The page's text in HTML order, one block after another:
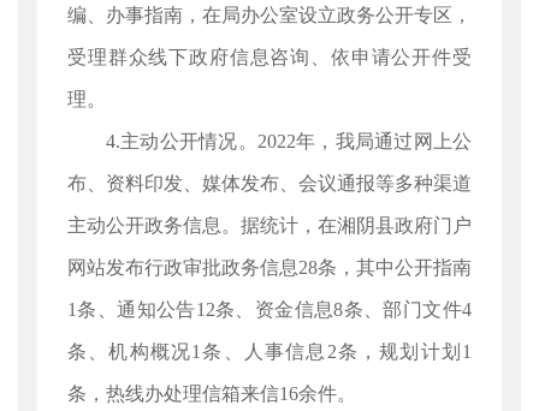
编、办事指南，在局办公室设立政务公开专区，
受理群众线下政府信息咨询、依申请公开件受
理。
4.主动公开情况。2022年，我局通过网上公
布、资料印发、媒体发布、会议通报等多种渠道
主动公开政务信息。据统计，在湘阴县政府门户
网站发布行政审批政务信息28条，其中公开指南
1条、通知公告12条、资金信息8条、部门文件4
条、机构概况1条、人事信息2条，规划计划1
条，热线办处理信箱来信16余件。